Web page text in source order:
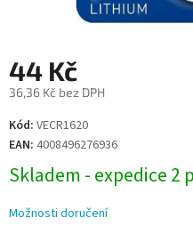
44 Kč
36,36 Kč bez DPH
Měrná
cena:
Kód: VECR1620
EAN: 4008496276936
Skladem - expedice 2
Možnosti doručení